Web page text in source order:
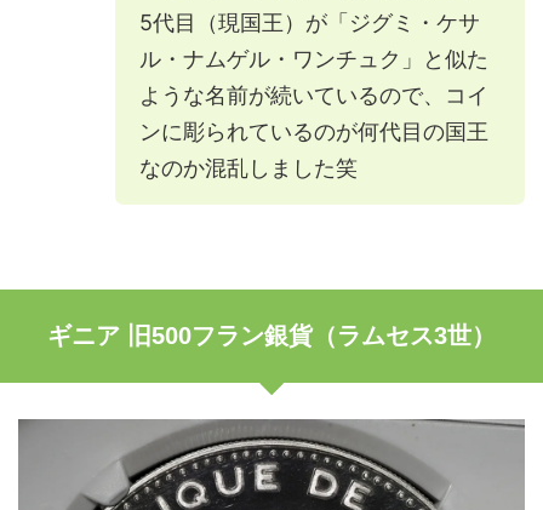
5代目（現国王）が「ジグミ・ケサ
ル・ナムゲル・ワンチュク」と似た
ような名前が続いているので、コイ
ンに彫られているのが何代目の国王
なのか混乱しました笑
ギニア 旧500フラン銀貨（ラムセス3世）